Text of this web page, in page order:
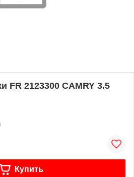
FR 2123300 CAMRY 3.5
Купить